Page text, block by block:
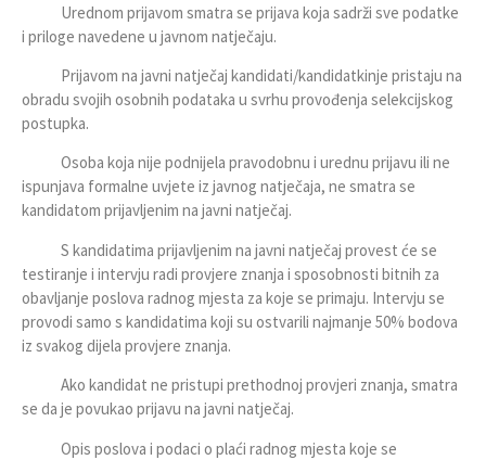
Urednom prijavom smatra se prijava koja sadrži sve podatke
i priloge navedene u javnom natječaju.
Prijavom na javni natječaj kandidati/kandidatkinje pristaju na
obradu svojih osobnih podataka u svrhu provođenja selekcijskog
postupka.
Osoba koja nije podnijela pravodobnu i urednu prijavu ili ne
ispunjava formalne uvjete iz javnog natječaja, ne smatra se
kandidatom prijavljenim na javni natječaj.
S kandidatima prijavljenim na javni natječaj provest će se
testiranje i intervju radi provjere znanja i sposobnosti bitnih za
obavljanje poslova radnog mjesta za koje se primaju. Intervju se
provodi samo s kandidatima koji su ostvarili najmanje 50% bodova
iz svakog dijela provjere znanja.
Ako kandidat ne pristupi prethodnoj provjeri znanja, smatra
se da je povukao prijavu na javni natječaj.
Opis poslova i podaci o plaći radnog mjesta koje se